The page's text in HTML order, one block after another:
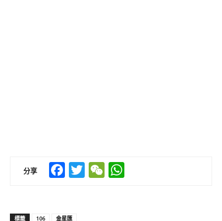
分享 Facebook
TwitterWeChat
標籤 106 金星匯